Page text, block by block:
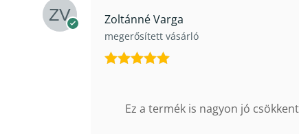
Zoltánné Varga
megerősített vásárló
Ez a termék is nagyon jó